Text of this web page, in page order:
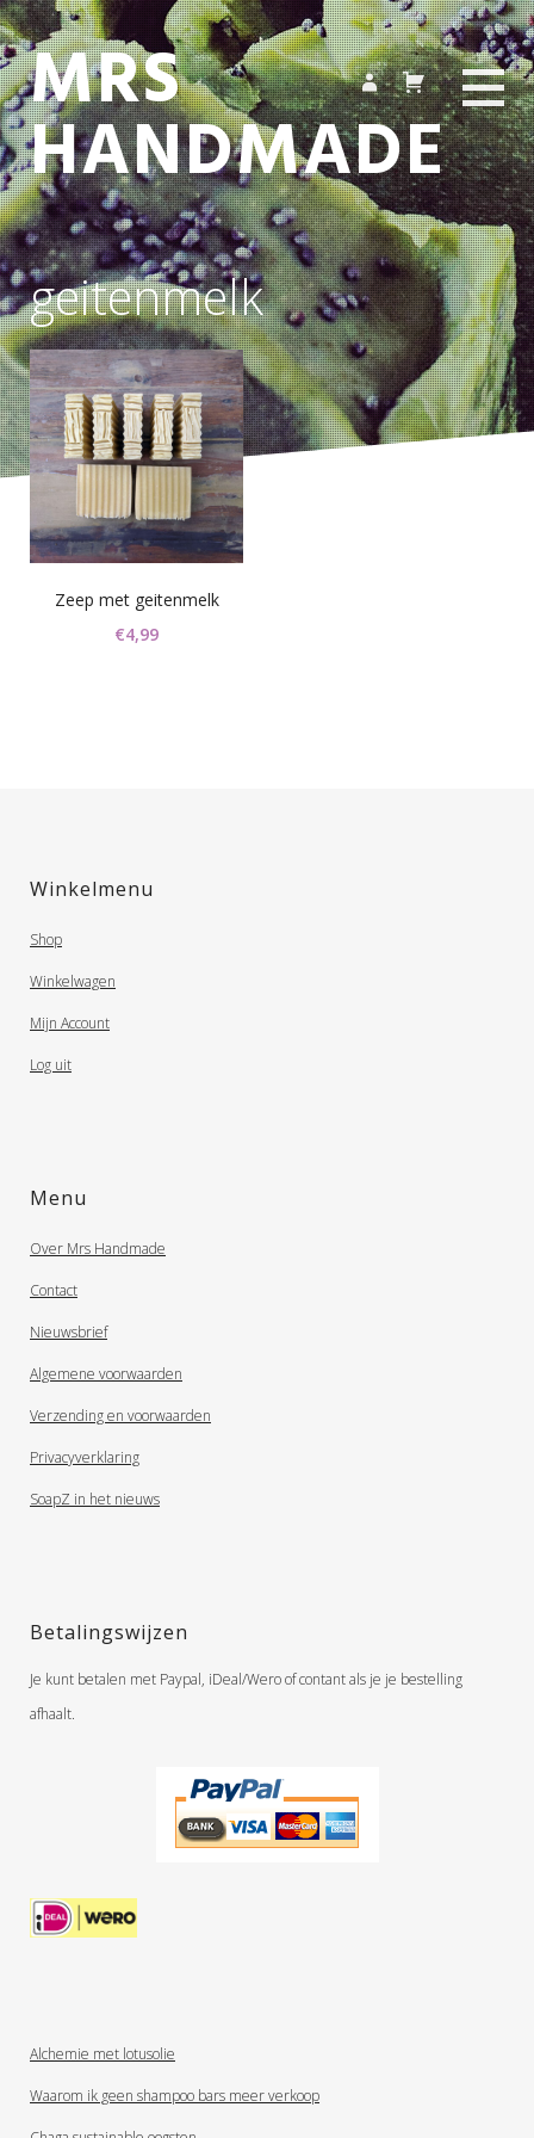
MRS
HANDMADE
geitenmelk
Zeep met geitenmelk
€4,99
Winkelmenu
Shop
Winkelwagen
Mijn Account
Log uit
Menu
Over Mrs Handmade
Contact
Nieuwsbrief
Algemene voorwaarden
Verzending en voorwaarden
Privacyverklaring
SoapZ in het nieuws
Betalingswijzen
Je kunt betalen met Paypal, iDeal/Wero of contant als je je bestelling
afhaalt.
Alchemie met lotusolie
Waarom ik geen shampoo bars meer verkoop